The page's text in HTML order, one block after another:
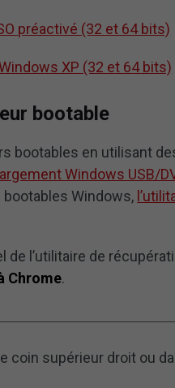
préactivé (32 et 64 bits)
XP (32 et 64 bits)
bootable
bootables en utilisant
Windows USB/
bootables Windows,
de l’utilitaire de
Chrome.
coin supérieur droit ou